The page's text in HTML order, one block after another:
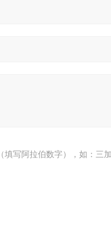
填写阿拉伯数字），如：三